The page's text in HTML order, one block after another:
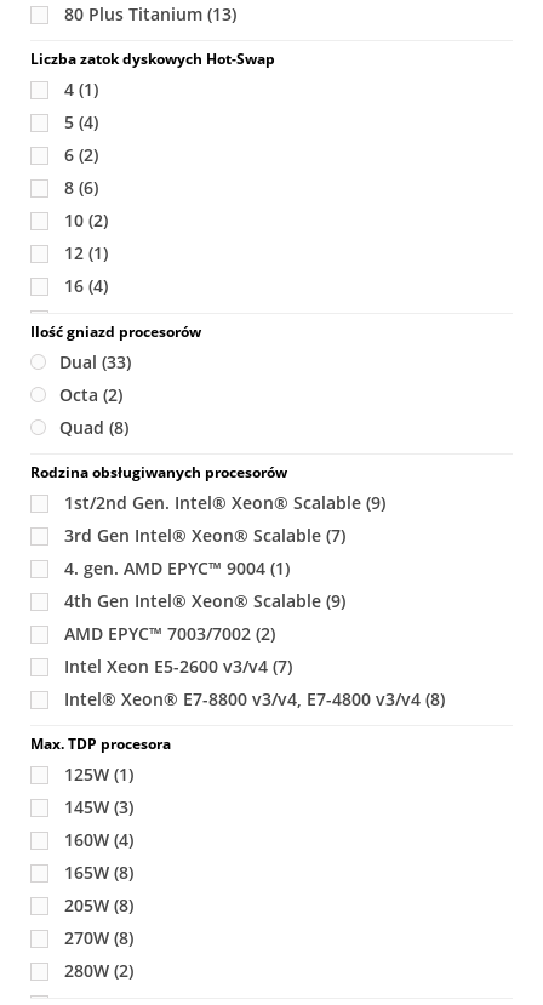
80 Plus Titanium (13)
Liczba zatok dyskowych Hot-Swap
4 (1)
5 (4)
6 (2)
8 (6)
10 (2)
12 (1)
16 (4)
22
(1)
24(18)
36
(1)
Ilość gniazd procesorów
Dual (33)
Octa (2)
Quad (8)
Rodzina obsługiwanych procesorów
1st/2nd Gen. Intel® Xeon® Scalable (9)
3rd Gen Intel® Xeon® Scalable (7)
4. gen. AMD EPYC™ 9004 (1)
4th Gen Intel® Xeon® Scalable (9)
AMD EPYC™ 7003/7002 (2)
Intel Xeon E5-2600 v3/v4 (7)
Intel® Xeon® E7-8800 v3/v4, E7-4800 v3/v4 (8)
Max. TDP procesora
125W (1)
145W (3)
160W (4)
165W (8)
205W (8)
270W (8)
280W (2)